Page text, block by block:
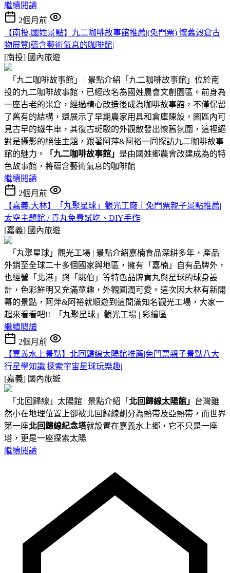
繼續閱讀
2個月前
【南投.國姓景點】九二咖啡故事館推薦|(免門票) 懷舊穀倉古
物展覽|蘊含藝術氣息的咖啡館|
[南投] 國內旅遊
「九二咖啡故事館」 | 景點介紹「九二咖啡故事館」位於南
投的九二咖啡故事館，已經改名為國姓農會文創園區。前身為
一座古老的米倉，經過精心改造後成為咖啡故事館，不僅保留
了舊有的結構，還展示了早期農家用具和倉庫陳設，園區內可
見古早的鐵牛車，其復古斑駁的外觀散發出懷舊氛圍，這裡絕
對是攝影的絕佳主題，跟著阿萍&阿裕一同探訪九二咖啡故事
館的魅力。
「九二咖啡故事館」 是由國姓鄉農會改建成為的特
色故事館，將蘊含藝術氣息的咖啡館
繼續閱讀
2個月前
【嘉義.大林】「丸聚星球」觀光工廠｜免門票親子景點推薦|
太空主題館 / 貢丸免費試吃、DIY手作|
[嘉義] 國內旅遊
「丸聚星球」觀光工場 | 景點介紹嘉楠食品深耕多年，產品
外銷至全球二十多個國家與地區，擁有「嘉楠」自有品牌外，
也經營「北港」與「跳伯」等特色品牌貢丸與星球的球身設
計，色彩鮮明又充滿童趣，外觀圓潤可愛。這次因大林有新開
幕的景點，阿萍&阿裕就順遊到這間滿知名觀光工場，大家一
起來看看吧!! 「丸聚星球」觀光工場 | 彩繪區
繼續閱讀
2個月前
【嘉義水上景點】北回歸線太陽館推薦|免門票親子景點八大
行星學知識|探索宇宙星球玩樂趣|
[嘉義] 國內旅遊
「北回歸線」太陽館 | 景點介紹「 北回歸線太陽館」 台灣雖
然小在地理位置上卻被北回歸線劃分為熱帶及亞熱帶，而世界
第一座北回歸線紀念塔就設置在嘉義水上鄉，它不只是一座
塔，更是一座探索太陽
繼續閱讀